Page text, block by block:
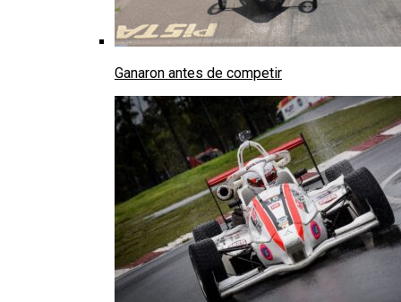
Ganaron antes de competir